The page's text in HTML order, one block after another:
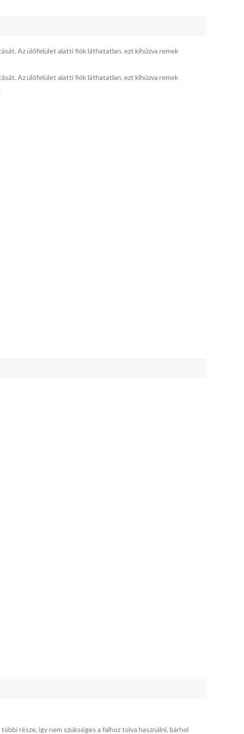
Az ülőfelület alatti fiók láthatatlan, ezt kihúzva remek
Az ülőfelület alatti fiók láthatatlan, ezt kihúzva remek
része, így nem szükséges a falhoz tolva használni, bárhol